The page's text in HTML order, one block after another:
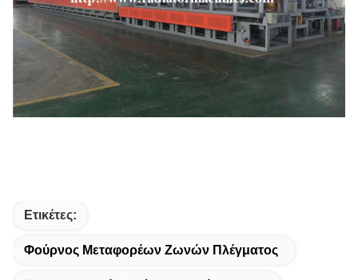
Ετικέτες:
Φούρνος Μεταφορέων Ζωνών Πλέγματος